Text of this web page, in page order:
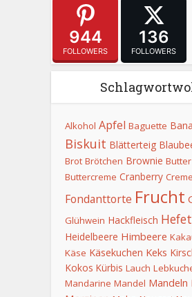
944
FOLLOWERS
136
FOLLOWERS
Alkohol Apfel Baguette
Biskuit Blätterteig
Brot Brötchen Brownie Butter
Buttercreme Cranberry Creme
Fondanttorte Frucht
Glühwein Hackfleisch
Heidelbeere Himbeere
Käse Käsekuchen Keks
Kokos Kürbis Lauch
Mandarine Mandel Mandeln